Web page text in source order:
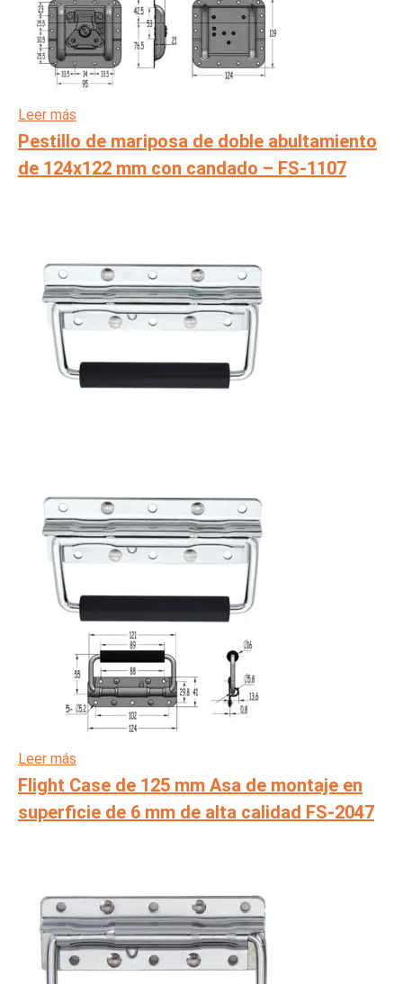
Leer más
Pestillo de mariposa de doble abultamiento
de 124x122 mm con candado – FS-1107
Leer más
Flight Case de 125 mm Asa de montaje en
superficie de 6 mm de alta calidad FS-2047